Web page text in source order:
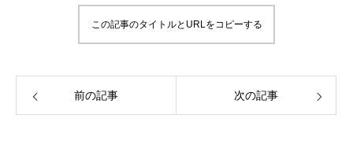
この記事のタイトルとURLをコピーする
前の記事 次の記事